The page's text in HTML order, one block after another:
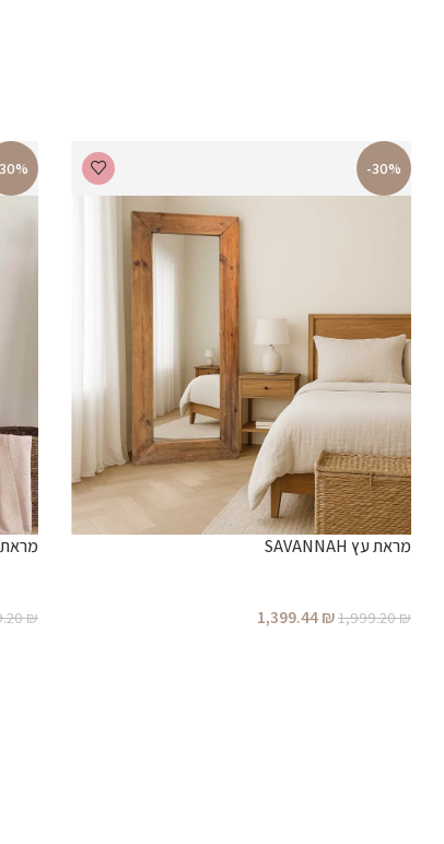
-30%
מראת עץ SAVANNAH
1,999.20₪
1,399.44₪
מראת
₪